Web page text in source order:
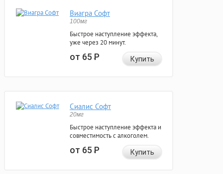
Виагра Софт
100мг
Быстрое наступление эффекта,
уже через 20 минут.
от 65Р Купить
Сиалис Софт
20мг
Быстрое наступление эффекта и
совместимость с алкоголем.
от 65Р Купить